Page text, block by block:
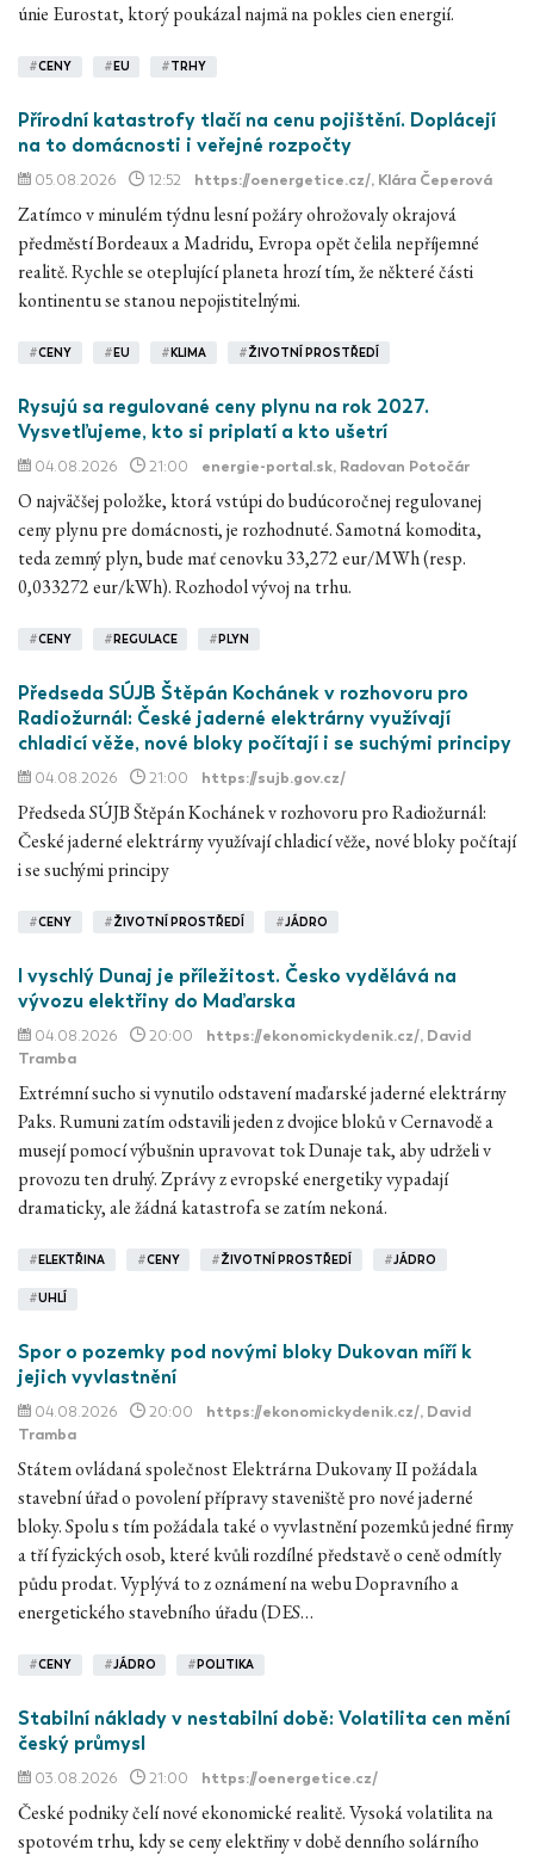
únie Eurostat, ktorý poukázal najmä na pokles cien energií.
#CENY # EU #TRHY
Přírodní katastrofy tlačí na cenu pojištění. Doplácejí
na to domácnosti i veřejné rozpočty
05.08.2026 12:52 https://oenergetice.cz/, Klára Čeperová
Zatímco v minulém týdnu lesní požáry ohrožovaly okrajová
předměstí Bordeaux a Madridu, Evropa opět čelila nepříjemné
realitě. Rychle se oteplující planeta hrozí tím, že některé části
kontinentu se stanou nepojistitelnými.
#CENY # EU # KLIMA #ŽIVOTNÍ PROSTŘEDÍ
Rysujú sa regulované ceny plynu na rok 2027.
Vysvetľujeme, kto si priplatí a kto ušetrí
04.08.2026 21:00 energie-portal.sk, Radovan Potočár
O najväčšej položke, ktorá vstúpi do budúcoročnej regulovanej
ceny plynu pre domácnosti, je rozhodnuté. Samotná komodita,
teda zemný plyn, bude mať cenovku 33,272 eur/MWh (resp.
0,033272 eur/kWh). Rozhodol vývoj na trhu.
#CENY # REGULACE # PLYN
Předseda SÚJB Štěpán Kochánek v rozhovoru pro
Radiožurnál: České jaderné elektrárny využívají
chladicí věže, nové bloky počítají i se suchými principy
04.08.2026 21:00 https://sujb.gov.cz/
Předseda SÚJB Štěpán Kochánek v rozhovoru pro Radiožurnál:
České jaderné elektrárny využívají chladicí věže, nové bloky počítají
i se suchými principy
#CENY #ŽIVOTNÍ PROSTŘEDÍ #JÁDRO
I vyschlý Dunaj je příležitost. Česko vydělává na
vývozu elektřiny do Maďarska
04.08.2026 20:00 https://ekonomickydenik.cz/, David
Tramba
Extrémní sucho si vynutilo odstavení maďarské jaderné elektrárny
Paks. Rumuni zatím odstavili jeden z dvojice bloků v Cernavodě a
musejí pomocí výbušnin upravovat tok Dunaje tak, aby udrželi v
provozu ten druhý. Zprávy z evropské energetiky vypadají
dramaticky, ale žádná katastrofa se zatím nekoná.
# ELEKTŘINA #CENY #ŽIVOTNÍ PROSTŘEDÍ #JÁDRO
#UHLÍ
Spor o pozemky pod novými bloky Dukovan míří k
jejich vyvlastnění
04.08.2026 20:00 https://ekonomickydenik.cz/, David
Tramba
Státem ovládaná společnost Elektrárna Dukovany II požádala
stavební úřad o povolení přípravy staveniště pro nové jaderné
bloky. Spolu s tím požádala také o vyvlastnění pozemků jedné firmy
a tří fyzických osob, které kvůli rozdílné představě o ceně odmítly
půdu prodat. Vyplývá to z oznámení na webu Dopravního a
energetického stavebního úřadu (DES…
#CENY #JÁDRO # POLITIKA
Stabilní náklady v nestabilní době: Volatilita cen mění
český průmysl
03.08.2026 21:00 https://oenergetice.cz/
České podniky čelí nové ekonomické realitě. Vysoká volatilita na
spotovém trhu, kdy se ceny elektřiny v době denního solárního